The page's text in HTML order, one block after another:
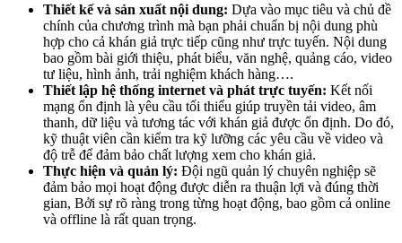
Thiết kế và sản xuất nội dung: Dựa vào mục tiêu và chủ đề
chính của chương trình mà bạn phải chuẩn bị nội dung phù
hợp cho cả khán giả trực tiếp cũng như trực tuyến. Nội dung
bao gồm bài giới thiệu, phát biểu, văn nghệ, quảng cáo, video
tư liệu, hình ảnh, trải nghiệm khách hàng….
Thiết lập hệ thống internet và phát trực tuyến: Kết nối
mạng ổn định là yêu cầu tối thiểu giúp truyền tải video, âm
thanh, dữ liệu và tương tác với khán giả được ổn định. Do đó,
kỹ thuật viên cần kiểm tra kỹ lưỡng các yêu cầu về video và
độ trễ để đảm bảo chất lượng xem cho khán giả.
Thực hiện và quản lý: Đội ngũ quản lý chuyên nghiệp sẽ
đảm bảo mọi hoạt động được diễn ra thuận lợi và đúng thời
gian, Bởi sự rõ ràng trong từng hoạt động, bao gồm cả online
và offline là rất quan trọng.